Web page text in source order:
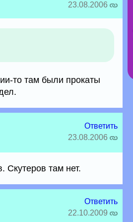
23.08.2006
то там были прокаты
Ответить
23.08.2006
Скутеров там нет.
Ответить
22.10.2009